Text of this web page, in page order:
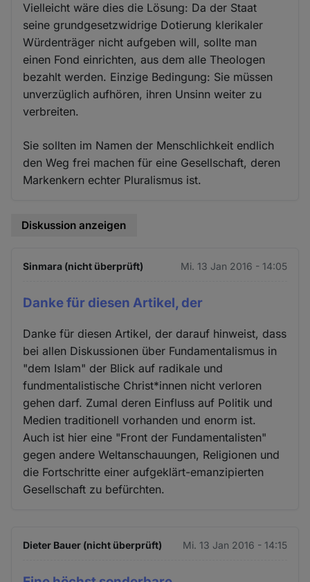
Vielleicht wäre dies die Lösung: Da der Staat
seine grundgesetzwidrige Dotierung klerikaler
Würdenträger nicht aufgeben will, sollte man
einen Fond einrichten, aus dem alle Theologen
bezahlt werden. Einzige Bedingung: Sie müssen
unverzüglich aufhören, ihren Unsinn weiter zu
verbreiten.
Sie sollten im Namen der Menschlichkeit endlich
den Weg frei machen für eine Gesellschaft, deren
Markenkern echter Pluralismus ist.
Diskussion anzeigen
Sinmara (nicht überprüft) Mi. 13 Jan 2016 - 14:05
Danke für diesen Artikel, der
Danke für diesen Artikel, der darauf hinweist, dass
bei allen Diskussionen über Fundamentalismus in
"dem Islam" der Blick auf radikale und
fundmentalistische Christ*innen nicht verloren
gehen darf. Zumal deren Einfluss auf Politik und
Medien traditionell vorhanden und enorm ist.
Auch ist hier eine "Front der Fundamentalisten"
gegen andere Weltanschauungen, Religionen und
die Fortschritte einer aufgeklärt-emanzipierten
Gesellschaft zu befürchten.
Dieter Bauer (nicht überprüft) Mi. 13 Jan 2016 - 14:15